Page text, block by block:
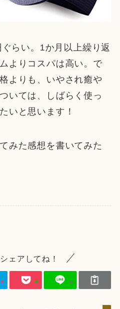
らい。1か月以上繰り返
よりコスパは高い。で
よりも、いやされ癒や
いては、しばらく使っ
いと思います！
みた感想を書いてみた
ェアしてね！